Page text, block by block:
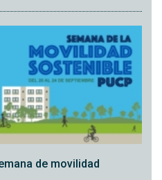
de movilidad